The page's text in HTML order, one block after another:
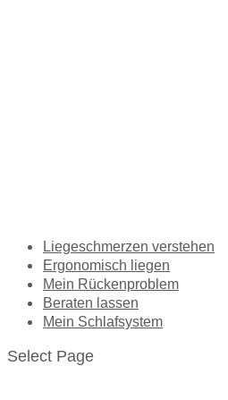
Liegeschmerzen verstehen
Ergonomisch liegen
Mein Rückenproblem
Beraten lassen
Mein Schlafsystem
Select Page